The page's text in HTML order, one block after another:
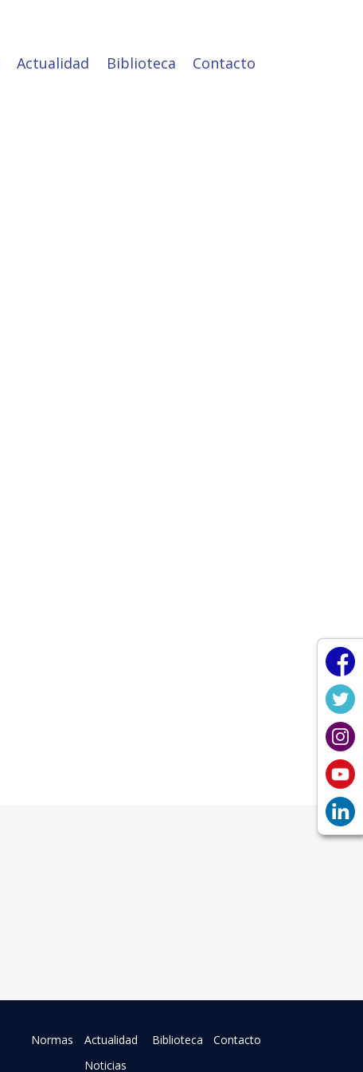
Actualidad Biblioteca Contacto
Normas
Actualidad
Noticias
Biblioteca Contacto